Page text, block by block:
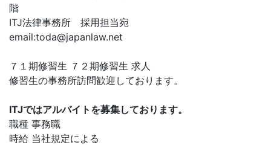
階
ITJ法律事務所 採用担当宛
email:toda@japanlaw.net
７１期修習生 ７２期修習生 求人
修習生の事務所訪問歓迎しております。
ITJではアルバイトを募集しております。
職種 事務職
時給 当社規定による